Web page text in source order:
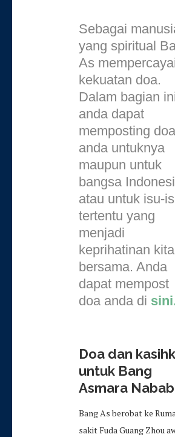
Sebagai
yang spiritual
As
kekuatan doa.
Dalam bagian
anda dapat
memposting doa
anda untuknya
maupun untuk
bangsa
atau untuk isu-
tertentu yang
menjadi
keprihatinan kita
bersama. Anda
dapat mempost
doa anda di
Doa dan
untuk Bang
Asmara
Bang As berobat ke
sakit Fuda Guang Zhou